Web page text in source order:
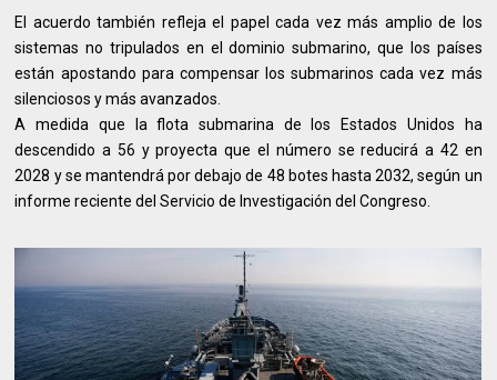
El acuerdo también refleja el papel cada vez más amplio de los
sistemas no tripulados en el dominio submarino, que los países
están apostando para compensar los submarinos cada vez más
silenciosos y más avanzados.
A medida que la flota submarina de los Estados Unidos ha
descendido a 56 y proyecta que el número se reducirá a 42 en
2028 y se mantendrá por debajo de 48 botes hasta 2032, según un
informe reciente del Servicio de Investigación del Congreso.